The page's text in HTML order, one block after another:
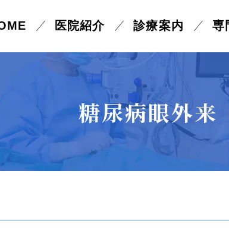
医院紹介 診療案内
と
へ
専
ICL手術
翼状片手術 眼瞼内反症
糖尿病眼外来